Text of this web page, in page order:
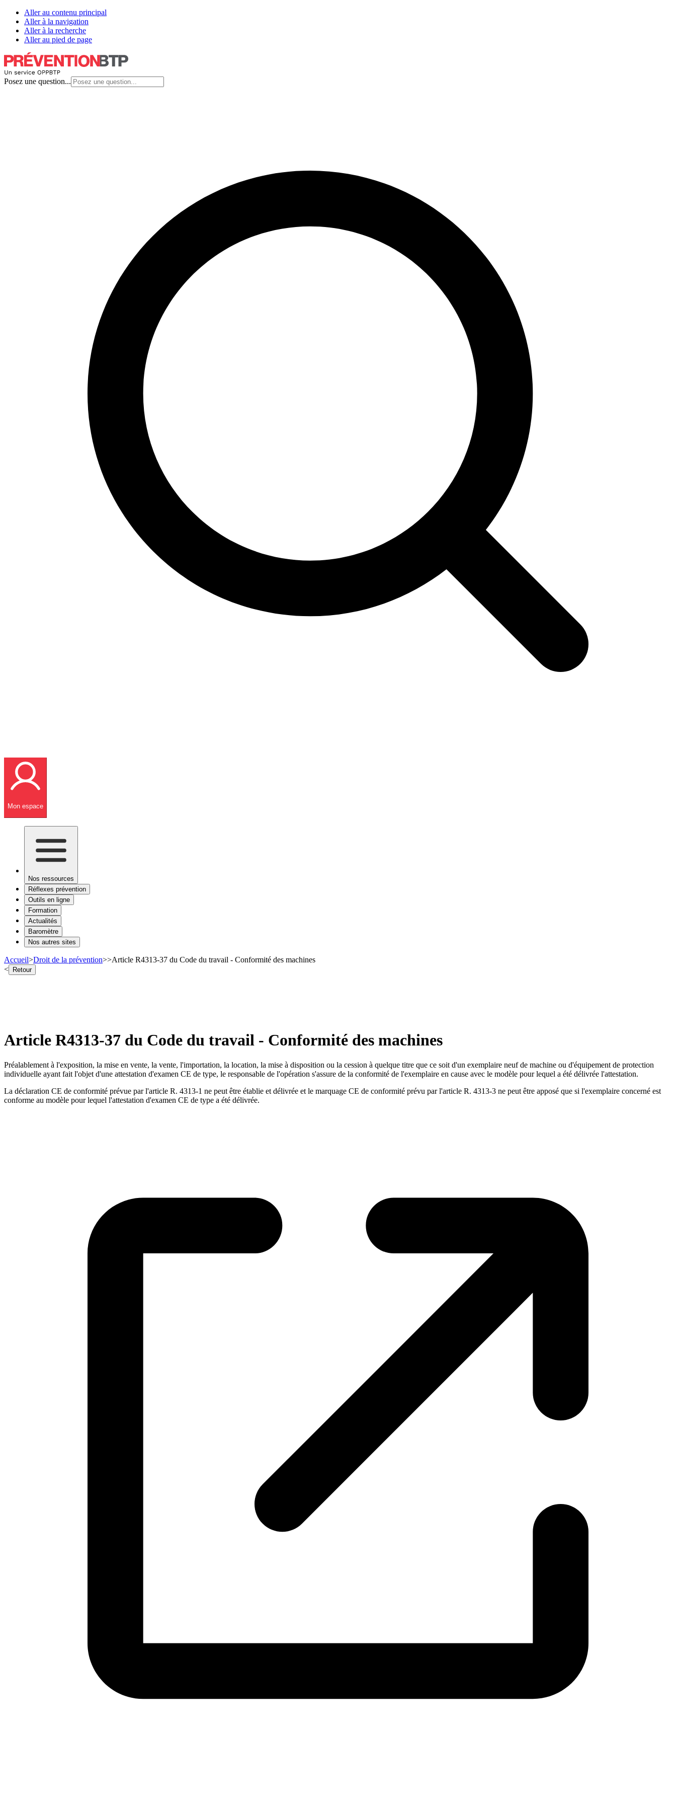
Aller au contenu principal
Aller à la navigation
Aller à la recherche
Aller au pied de page
Posez une question...
Mon espace
Nos ressources
Réflexes prévention
Outils en ligne
Formation
Actualités
Baromètre
Nos autres sites
Accueil>Droit de la prévention>>Article R4313-37 du Code du travail - Conformité des machines
< Retour
Article R4313-37 du Code du travail - Conformité des machines
Préalablement à l'exposition, la mise en vente, la vente, l'importation, la location, la mise à disposition ou la cession à quelque titre que ce soit d'un exemplaire neuf de machine ou d'équipement de protection
individuelle ayant fait l'objet d'une attestation d'examen CE de type, le responsable de l'opération s'assure de la conformité de l'exemplaire en cause avec le modèle pour lequel a été délivrée l'attestation.
La déclaration CE de conformité prévue par l'article R. 4313-1 ne peut être établie et délivrée et le marquage CE de conformité prévu par l'article R. 4313-3 ne peut être apposé que si l'exemplaire concerné est
conforme au modèle pour lequel l'attestation d'examen CE de type a été délivrée.